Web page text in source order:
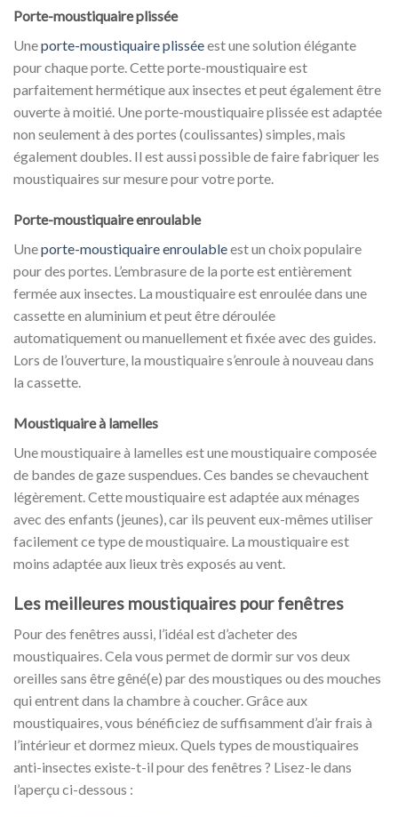
Porte-moustiquaire plissée
Uneporte-moustiquaire plisséeest une solution élégante
pour chaque porte. Cette porte-moustiquaire est
parfaitement hermétique aux insectes et peut également être
ouverte à moitié. Une porte-moustiquaire plissée est adaptée
non seulement à des portes (coulissantes) simples, mais
également doubles. Il est aussi possible de faire fabriquer les
moustiquaires sur mesure pour votre porte.
Porte-moustiquaire enroulable
Uneporte-moustiquaire enroulableest un choix populaire
pour des portes. L’embrasure de la porte est entièrement
fermée aux insectes. La moustiquaire est enroulée dans une
cassette en aluminium et peut être déroulée
automatiquement ou manuellement et fixée avec des guides.
Lors de l’ouverture, la moustiquaire s’enroule à nouveau dans
la cassette.
Moustiquaire à lamelles
Une moustiquaire à lamelles est une moustiquaire composée
de bandes de gaze suspendues. Ces bandes se chevauchent
légèrement. Cette moustiquaire est adaptée aux ménages
avec des enfants (jeunes), car ils peuvent eux-mêmes utiliser
facilement ce type de moustiquaire. La moustiquaire est
moins adaptée aux lieux très exposés au vent.
Les meilleures moustiquaires pour fenêtres
Pour des fenêtres aussi, l’idéal est d’acheter des
moustiquaires. Cela vous permet de dormir sur vos deux
oreilles sans être gêné(e) par des moustiques ou des mouches
qui entrent dans la chambre à coucher. Grâce aux
moustiquaires, vous bénéficiez de suffisamment d’air frais à
l’intérieur et dormez mieux. Quels types de moustiquaires
anti-insectes existe-t-il pour des fenêtres ? Lisez-le dans
l’aperçu ci-dessous :